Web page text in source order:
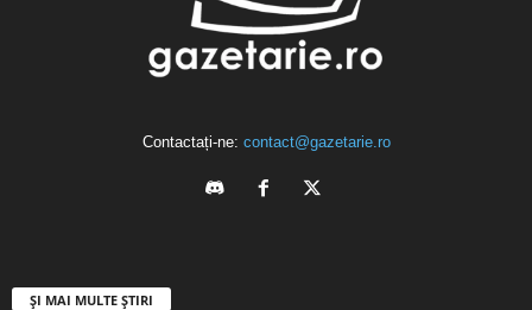
Contactați-ne: contact@gazetarie.ro
ȘI MAI MULTE ȘTIRI